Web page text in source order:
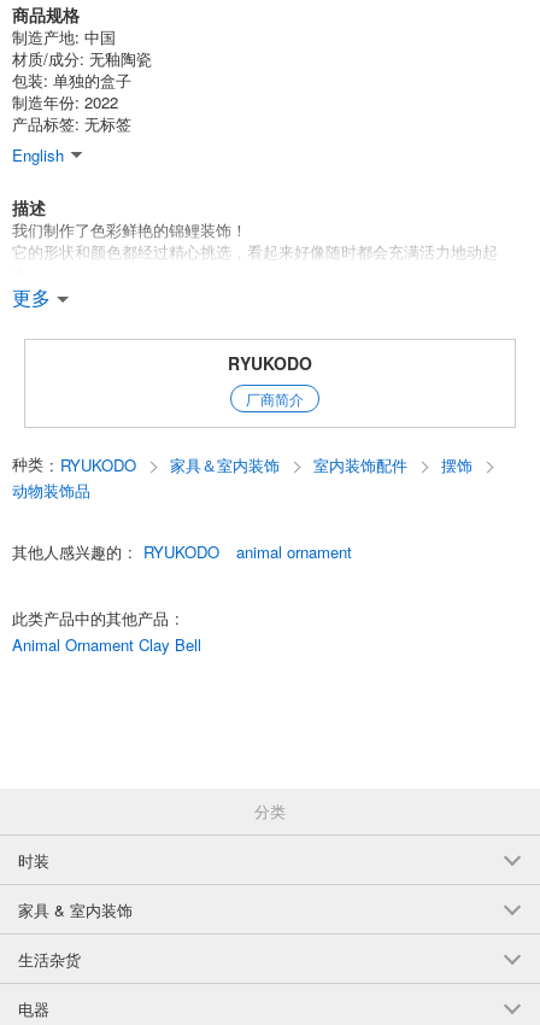
商品规格
制造产地: 中国
材质/成分: 无釉陶瓷
包装: 单独的盒子
制造年份: 2022
产品标签: 无标签
English
描述
我们制作了色彩鲜艳的锦鲤装饰！
它的形状和颜色都经过精心挑选，看起来好像随时都会充满活力地动起
粘土铃铛寓意辟邪，守护孩子的成长。
[2020年新品发布］
更多
RYUKODO
厂商简介
种类 : RYUKODO 家具＆室内装饰 室内装饰配件
摆饰
动物装饰品
其他人感兴趣的 : RYUKODO animal ornament
此类产品中的其他产品 :
Animal Ornament Clay Bell
分类
时装
家具 & 室内装饰
生活杂货
电器